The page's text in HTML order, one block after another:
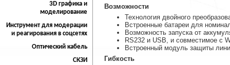
3D графика и
моделирование
Инструмент для модерации
и реагирования в соцсетях
Оптический кабель
СКЗИ
Возможности
Технология двойного
Встроенные батареи для
Возможность запуска от
RS232 и USB, и совместимое с
Встроенный модуль защиты
Гибкость